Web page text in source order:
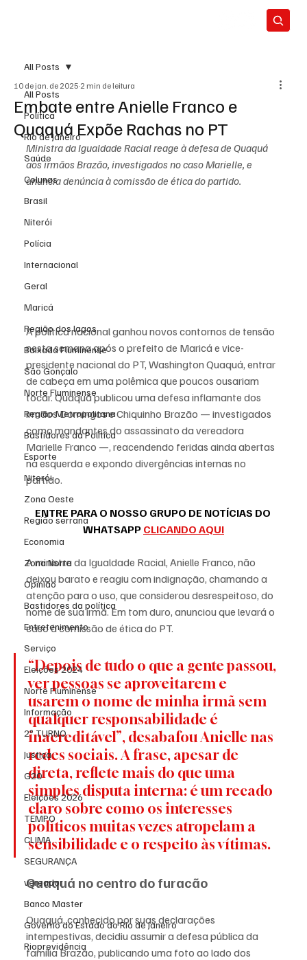
All Posts
Política
Rio de Janeiro
Saúde
Colunas
Brasil
Niterói
Polícia
Internacional
Geral
Maricá
Região dos lagos
Baixada Fluminense
São Gonçalo
Norte Fluminense
Região Metropolitana
Bastidores da Política
Esporte
Niterói
Zona Oeste
Região serrana
Economia
Zona Norte
Opinião
Bastidores da política
Entretenimento
Serviço
Eleições 2024
Norte Fluminense
Informação
2º TURNO
Justiça
G20
Eleições 2026
TEMPO
CLIMA
SEGURANÇA
vereador
Banco Master
Governo do Estado do Rio de Janeiro
Rioprevidência
All Posts
Embate entre Anielle Franco e
Quaquá Expõe Rachas no PT
10 de jan. de 2025 2 min de leitura
Ministra da Igualdade Racial reage à defesa de Quaquá
aos irmãos Brazão, investigados no caso Marielle, e
anuncia denúncia à comissão de ética do partido.
A política nacional ganhou novos contornos de tensão
nesta semana após o prefeito de Maricá e vice-
presidente nacional do PT, Washington Quaquá, entrar
de cabeça em uma polêmica que poucos ousariam
tocar. Quaquá publicou uma defesa inflamante dos
irmãos Domingos e Chiquinho Brazão — investigados
como mandantes do assassinato da vereadora
Marielle Franco —, reacendendo feridas ainda abertas
na esquerda e expondo divergências internas no
partido.
ENTRE PARA O NOSSO GRUPO DE NOTÍCIAS DO
WHATSAPP CLICANDO AQUI
A ministra da Igualdade Racial, Anielle Franco, não
deixou barato e reagiu com indignação, chamando a
atenção para o uso, que considerou desrespeitoso, do
nome de sua irmã. Em tom duro, anunciou que levará o
caso à comissão de ética do PT.
“Depois de tudo o que a gente passou,
ver pessoas se aproveitarem e
usarem o nome de minha irmã sem
qualquer responsabilidade é
inacreditável”, desabafou Anielle nas
redes sociais. A frase, apesar de
direta, reflete mais do que uma
simples disputa interna: é um recado
claro sobre como os interesses
políticos muitas vezes atropelam a
sensibilidade e o respeito às vítimas.
Quaquá no centro do furacão
Quaquá, conhecido por suas declarações
intempestivas, decidiu assumir a defesa pública da
família Brazão, publicando uma foto ao lado dos